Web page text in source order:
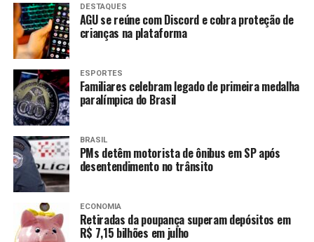
DESTAQUES
AGU se reúne com Discord e cobra proteção de
crianças na plataforma
ESPORTES
Familiares celebram legado de primeira medalha
paralímpica do Brasil
BRASIL
PMs detêm motorista de ônibus em SP após
desentendimento no trânsito
ECONOMIA
Retiradas da poupança superam depósitos em
R$ 7,15 bilhões em julho